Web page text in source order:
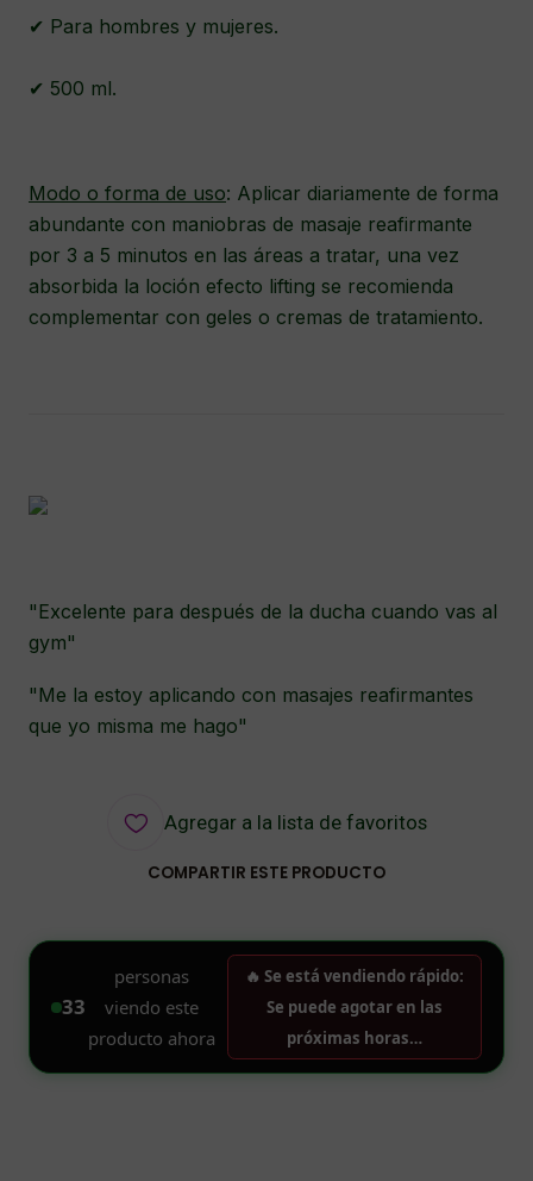
✔ Para hombres y mujeres.
✔ 500 ml.
Modo o forma de uso: Aplicar diariamente de forma
abundante con maniobras de masaje reafirmante
por 3 a 5 minutos en las áreas a tratar, una vez
absorbida la loción efecto lifting se recomienda
complementar con geles o cremas de tratamiento.
"Excelente para después de la ducha cuando vas al
gym"
"Me la estoy aplicando con masajes reafirmantes
que yo misma me hago"
Agregar a la lista de favoritos
COMPARTIR ESTE PRODUCTO